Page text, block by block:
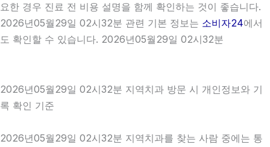
요한 경우 진료 전 비용 설명을 함께 확인하는 것이 좋습니다.
2026년05월29일 02시32분 관련 기본 정보는 소비자24에서
도 확인할 수 있습니다. 2026년05월29일 02시32분
2026년05월29일 02시32분 지역치과 방문 시 개인정보와 기
록 확인 기준
2026년05월29일 02시32분 지역치과를 찾는 사람 중에는 통